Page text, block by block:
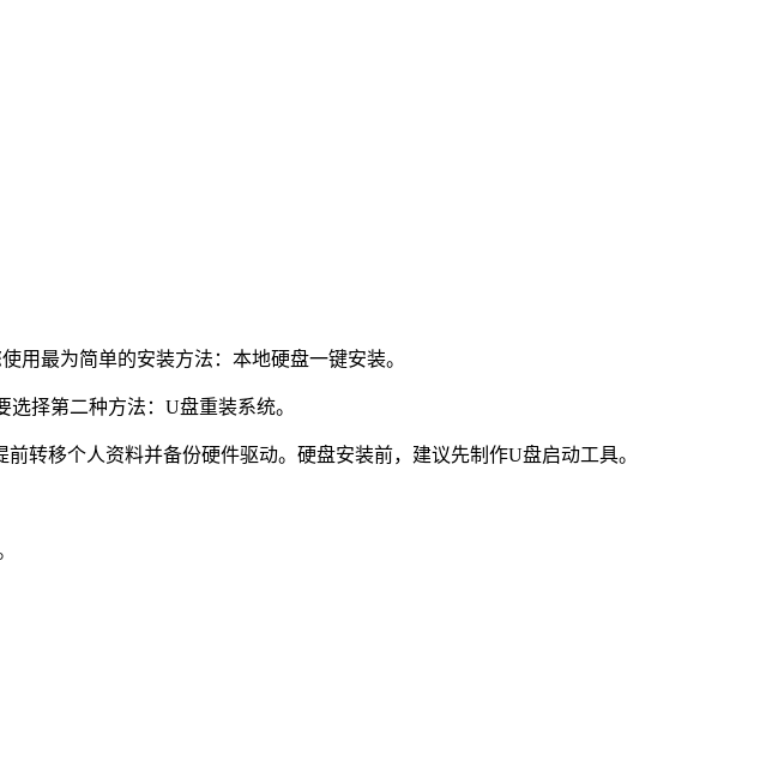
用最为简单的安装方法：本地硬盘一键安装。
选择第二种方法：U盘重装系统。
移个人资料并备份硬件驱动。硬盘安装前，建议先制作U盘启动工具。